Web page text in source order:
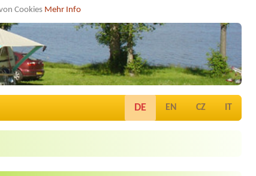
Cookies Mehr Info
DE EN CZ IT